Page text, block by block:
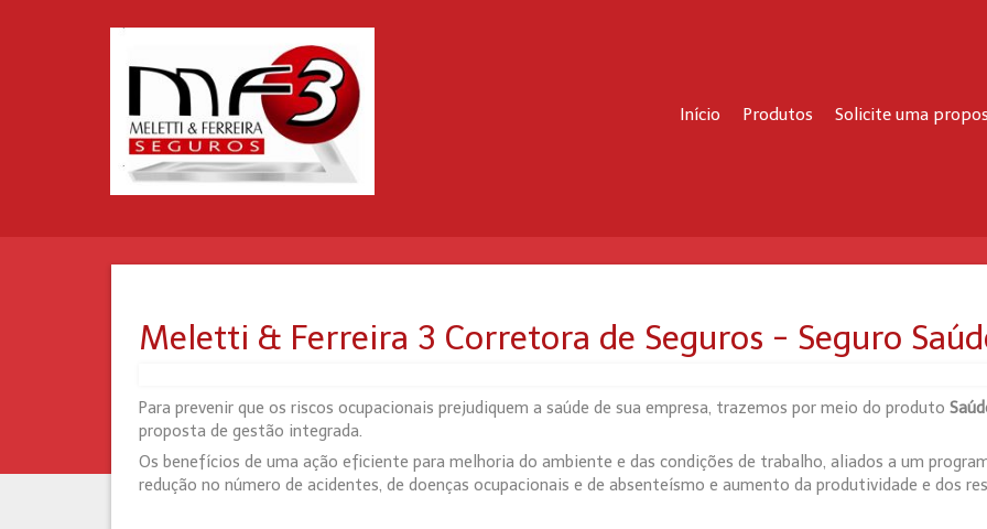
Início Produtos Solicite uma
Meletti & Ferreira 3 Corretora de Seguros - Seguro
Para prevenir que os riscos ocupacionais prejudiquem a saúde de sua empresa, trazemos por meio do produto
proposta de gestão integrada.
Os benefícios de uma ação eficiente para melhoria do ambiente e das condições de trabalho, aliados a um
redução no número de acidentes, de doenças ocupacionais e de absenteísmo e aumento da produtividade e dos